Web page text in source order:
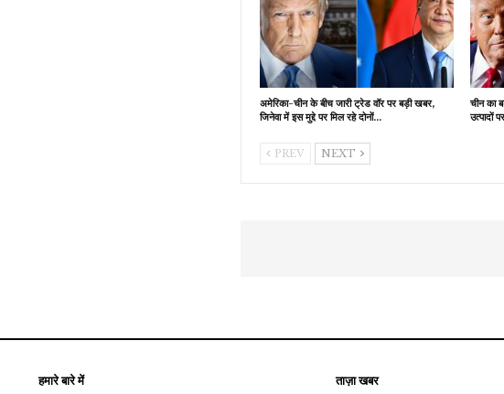
अमेरिका-चीन के बीच जारी ट्रेड वॉर पर बड़ी खबर,
जिनेवा में इस मुद्दे पर मिल रहे दोनों…
चीन का
उत्पादों
PREV NEXT
हमारे बारे में ताज़ा खबर